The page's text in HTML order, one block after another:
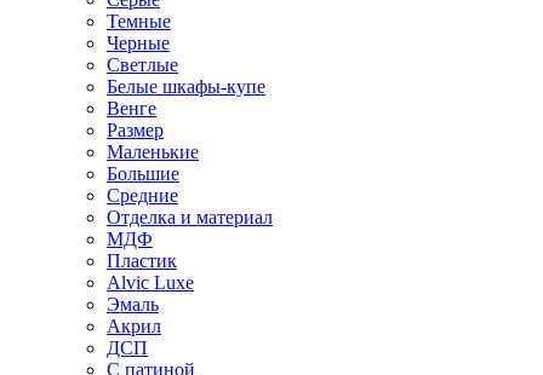
Темные
Черные
Светлые
Белые шкафы-купе
Венге
Размер
Маленькие
Большие
Средние
Отделка и материал
МДФ
Пластик
Alvic Luxe
Эмаль
Акрил
ДСП
С патиной